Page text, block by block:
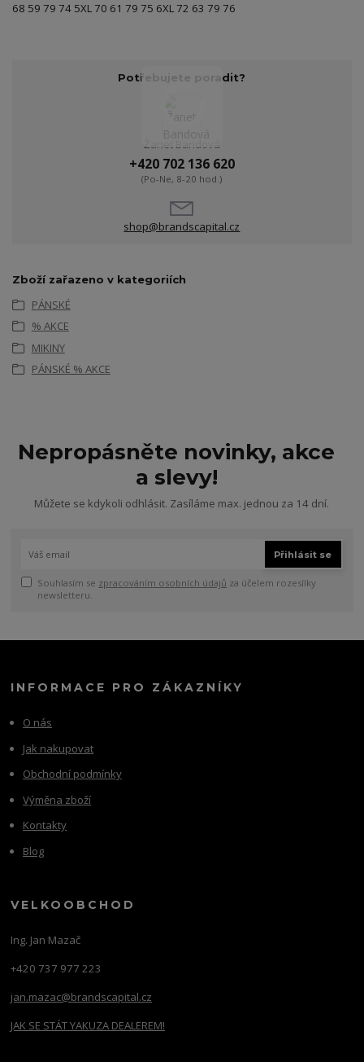
68 59 79 74 5XL 70 61 79 75 6XL 72 63 79 76
Potřebujete poradit?
Žanet Bandová
+420 702 136 620
(Po-Ne, 8-20 hod.)
shop@brandscapital.cz
Zboží zařazeno v kategoriích
PÁNSKÉ
% AKCE
MIKINY
PÁNSKÉ % AKCE
Nepropásněte novinky, akce
a slevy!
Můžete se kdykoli odhlásit. Zasíláme max. jednou za 14 dní.
Přihlásit se
Souhlasím se zpracováním osobních údajů za účelem rozesílky
newsletteru.
INFORMACE PRO ZÁKAZNÍKY
O nás
Jak nakupovat
Obchodní podmínky
Výměna zboží
Kontakty
Blog
VELKOOBCHOD
Ing. Jan Mazač
+420 737 977 223
jan.mazac@brandscapital.cz
JAK SE STÁT YAKUZA DEALEREM!